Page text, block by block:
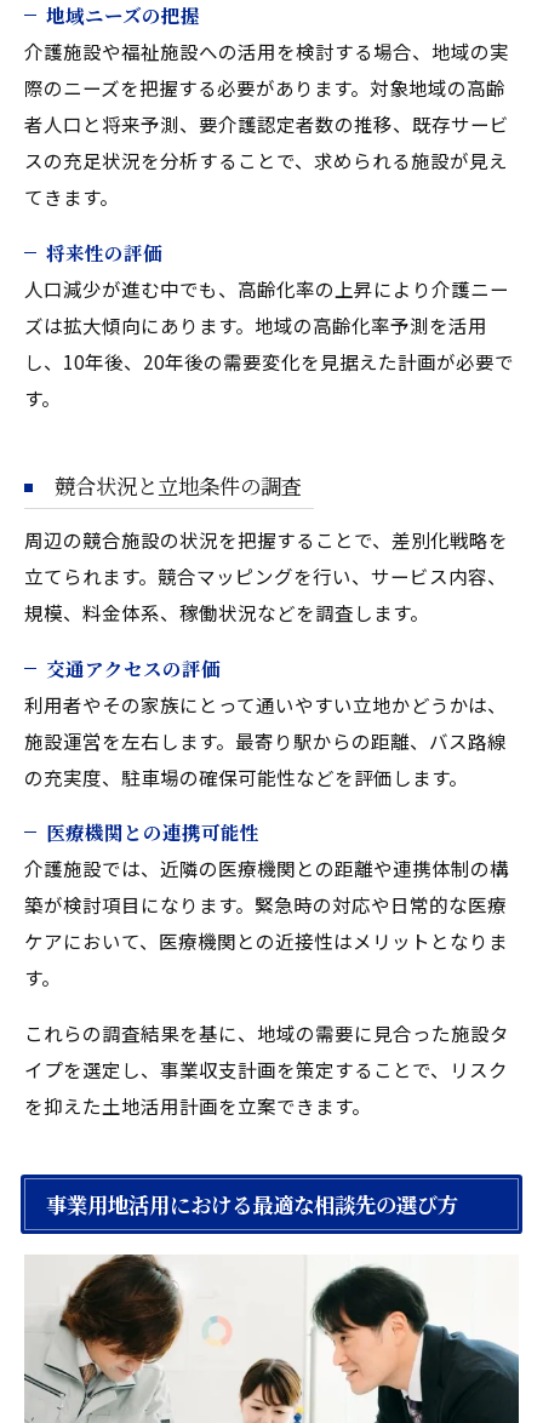
地域ニーズの把握
介護施設や福祉施設への活用を検討する場合、地域の実
際のニーズを把握する必要があります。対象地域の高齢
者人口と将来予測、要介護認定者数の推移、既存サービ
スの充足状況を分析することで、求められる施設が見え
てきます。
将来性の評価
人口減少が進む中でも、高齢化率の上昇により介護ニー
ズは拡大傾向にあります。地域の高齢化率予測を活用
し、10年後、20年後の需要変化を見据えた計画が必要で
す。
競合状況と立地条件の調査
周辺の競合施設の状況を把握することで、差別化戦略を
立てられます。競合マッピングを行い、サービス内容、
規模、料金体系、稼働状況などを調査します。
交通アクセスの評価
利用者やその家族にとって通いやすい立地かどうかは、
施設運営を左右します。最寄り駅からの距離、バス路線
の充実度、駐車場の確保可能性などを評価します。
医療機関との連携可能性
介護施設では、近隣の医療機関との距離や連携体制の構
築が検討項目になります。緊急時の対応や日常的な医療
ケアにおいて、医療機関との近接性はメリットとなりま
す。
これらの調査結果を基に、地域の需要に見合った施設タ
イプを選定し、事業収支計画を策定することで、リスク
を抑えた土地活用計画を立案できます。
事業用地活用における最適な相談先の選び方